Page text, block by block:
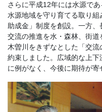
さらに平成12年には水源で
水源地域を守り育てる取り
助成金」制度を創設。一方
交流の推進を水・森林、街道
木曽川をきずなとした「交
約束しました。広域的な上
に例がなく、今後に期待が寄